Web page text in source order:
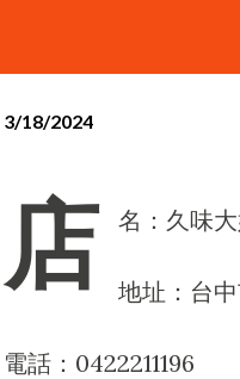
3/18/2024
店 名：久味
地址：台
電話：0422211196